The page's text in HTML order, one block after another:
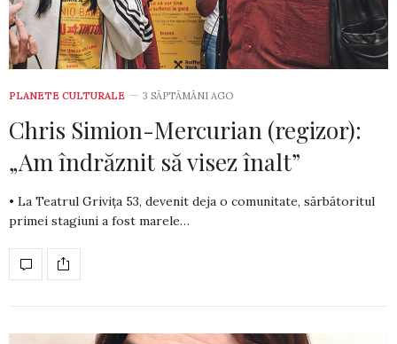
PLANETE CULTURALE 3 SĂPTĂMÂNI AGO
Chris Simion-Mercurian (regizor):
„Am îndrăznit să visez înalt”
• La Teatrul Grivița 53, devenit deja o comunitate, sărbătoritul
primei stagiuni a fost marele…